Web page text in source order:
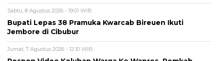
Sabtu, 8 Agustus 2026 - 19:01 WIB
Bupati Lepas 38 Pramuka Kwarcab Bireuen Ikuti
Jembore di Cibubur
Jumat, 7 Agustus 2026 - 12:10 WIB